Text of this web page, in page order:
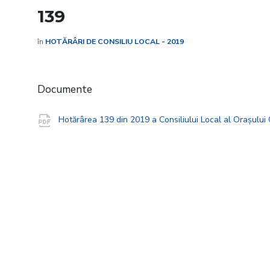
139
în HOTĂRÂRI DE CONSILIU LOCAL - 2019
Documente
Hotărârea 139 din 2019 a Consiliului Local al Orașului